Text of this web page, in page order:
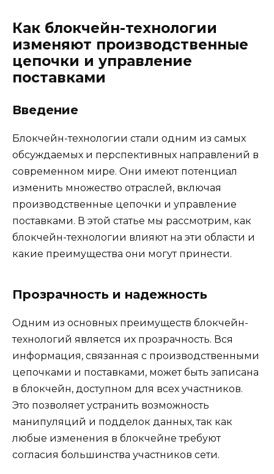
Как блокчейн-технологии
изменяют производственные
цепочки и управление
поставками
Введение
Блокчейн-технологии стали одним из самых
обсуждаемых и перспективных направлений в
современном мире. Они имеют потенциал
изменить множество отраслей, включая
производственные цепочки и управление
поставками. В этой статье мы рассмотрим, как
блокчейн-технологии влияют на эти области и
какие преимущества они могут принести.
Прозрачность и надежность
Одним из основных преимуществ блокчейн-
технологий является их прозрачность. Вся
информация, связанная с производственными
цепочками и поставками, может быть записана
в блокчейн, доступном для всех участников.
Это позволяет устранить возможность
манипуляций и подделок данных, так как
любые изменения в блокчейне требуют
согласия большинства участников сети.